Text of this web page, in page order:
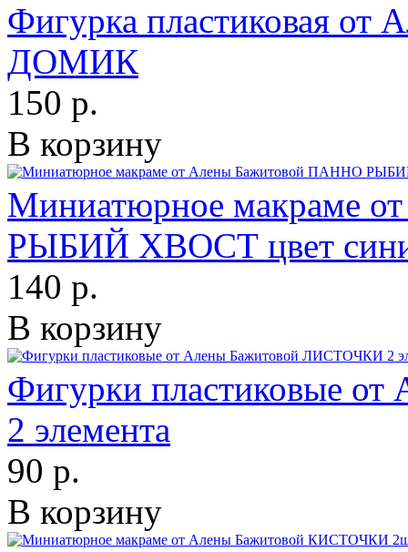
Фигурка пластиковая
ДОМИК
150 р.
В корзину
Миниатюрное макраме
РЫБИЙ ХВОСТ цвет
140 р.
В корзину
Фигурки пластиковые
2 элемента
90 р.
В корзину